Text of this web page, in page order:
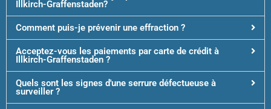
Illkirch-Graffenstaden?
Comment puis-je prévenir une effraction ?
Acceptez-vous les paiements par carte de crédit à
Illkirch-Graffenstaden ?
Quels sont les signes d'une serrure défectueuse à
surveiller ?